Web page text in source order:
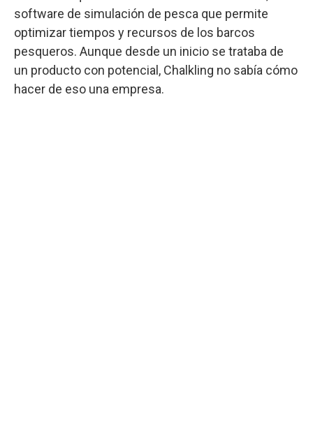
software de simulación de pesca que permite
optimizar tiempos y recursos de los barcos
pesqueros. Aunque desde un inicio se trataba de
un producto con potencial, Chalkling no sabía cómo
hacer de eso una empresa.